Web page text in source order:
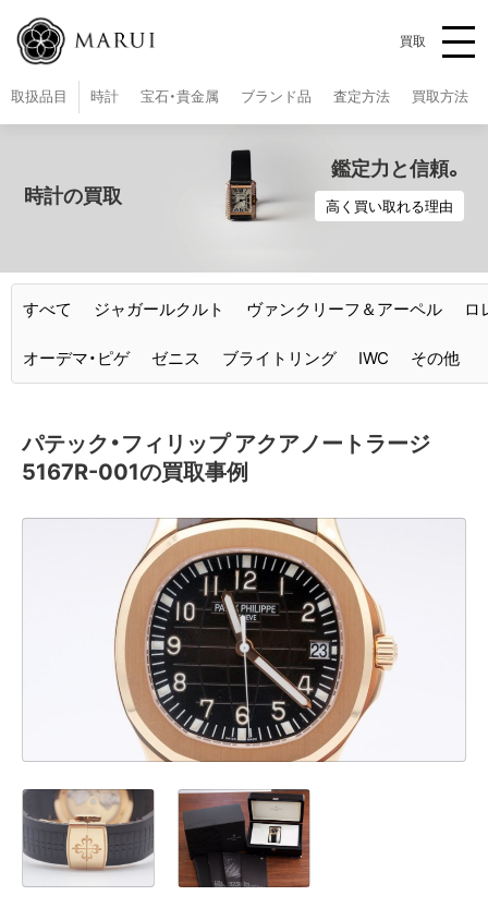
買取
取扱品目 時計 宝石・貴金属 ブランド品 査定方法 買取方法
時計の買取 高く買い取れる理由
すべて ジャガールクルト ヴァンクリーフ＆アーペル ロ
オーデマ・ピゲ ゼニス ブライトリング IWC その他
パテック・フィリップ アクアノートラージ
5167R-001の買取事例